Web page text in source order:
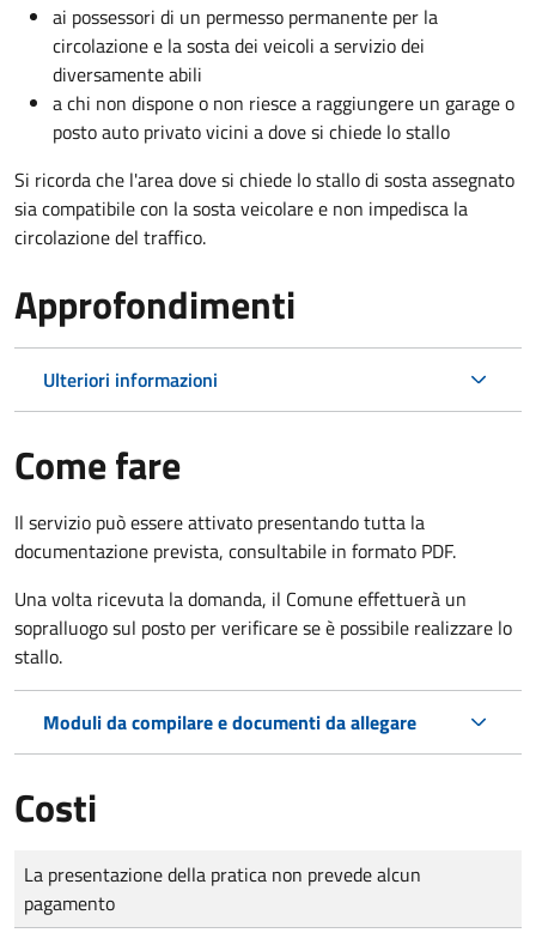
ai possessori di un permesso permanente per la
circolazione e la sosta dei veicoli a servizio dei
diversamente abili
a chi non dispone o non riesce a raggiungere un garage o
posto auto privato vicini a dove si chiede lo stallo
Si ricorda che l'area dove si chiede lo stallo di sosta assegnato
sia compatibile con la sosta veicolare e non impedisca la
circolazione del traffico.
Approfondimenti
Ulteriori informazioni
Come fare
Il servizio può essere attivato presentando tutta la
documentazione prevista, consultabile in formato PDF.
Una volta ricevuta la domanda, il Comune effettuerà un
sopralluogo sul posto per verificare se è possibile realizzare lo
stallo.
Moduli da compilare e documenti da allegare
Costi
Tipo di pagamento
Importo
La presentazione della pratica non prevede alcun
pagamento